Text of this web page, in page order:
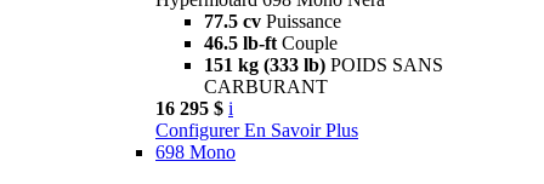
77.5 cv Puissance
46.5 lb-ft Couple
151 kg (333 lb) POIDS SANS
CARBURANT
16 295 $ i
Configurer En Savoir Plus
698 Mono